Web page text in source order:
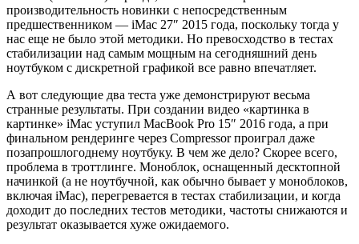
производительность новинки с непосредственным
предшественником — iMac 27″ 2015 года, поскольку тогда у
нас еще не было этой методики. Но превосходство в тестах
стабилизации над самым мощным на сегодняшний день
ноутбуком с дискретной графикой все равно впечатляет.
А вот следующие два теста уже демонстрируют весьма
странные результаты. При создании видео «картинка в
картинке» iMac уступил MacBook Pro 15″ 2016 года, а при
финальном рендеринге через Compressor проиграл даже
позапрошлогоднему ноутбуку. В чем же дело? Скорее всего,
проблема в троттлинге. Моноблок, оснащенный десктопной
начинкой (а не ноутбучной, как обычно бывает у моноблоков,
включая iMac), перегревается в тестах стабилизации, и когда
доходит до последних тестов методики, частоты снижаются и
результат оказывается хуже ожидаемого.